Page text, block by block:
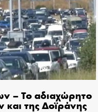
– Το αδιαχώρητο
της Δοϊράνης